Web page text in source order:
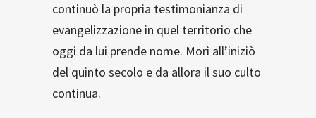
continuò la propria testimonianza di
evangelizzazione in quel territorio che
oggi da lui prende nome. Morì all’iniziò
del quinto secolo e da allora il suo culto
continua.